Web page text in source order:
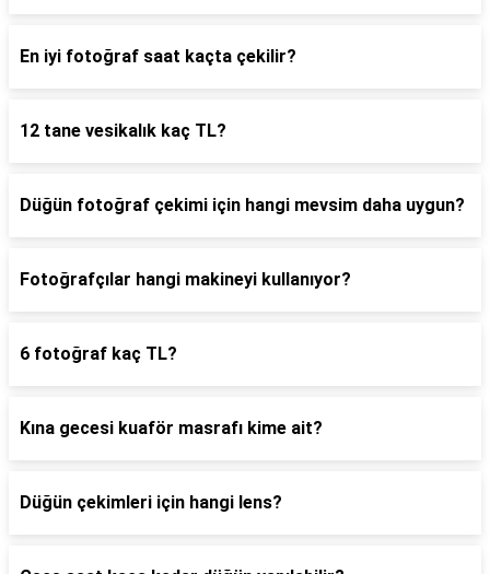
En iyi fotoğraf saat kaçta çekilir?
12 tane vesikalık kaç TL?
Düğün fotoğraf çekimi için hangi mevsim daha uygun?
Fotoğrafçılar hangi makineyi kullanıyor?
6 fotoğraf kaç TL?
Kına gecesi kuaför masrafı kime ait?
Düğün çekimleri için hangi lens?